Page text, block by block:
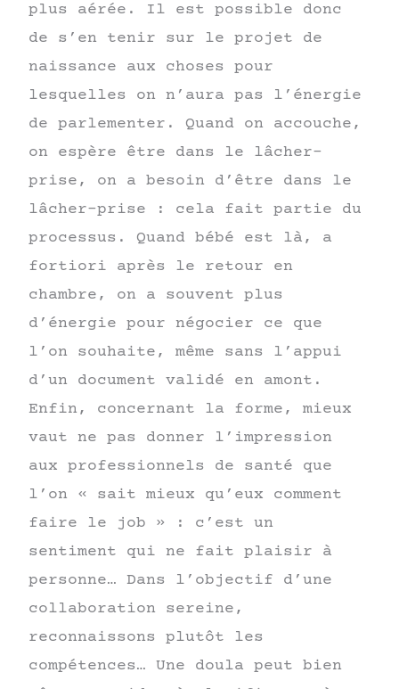
plus aérée. Il est possible donc
de s’en tenir sur le projet de
naissance aux choses pour
lesquelles on n’aura pas l’énergie
de parlementer. Quand on accouche,
on espère être dans le lâcher-
prise, on a besoin d’être dans le
lâcher-prise : cela fait partie du
processus. Quand bébé est là, a
fortiori après le retour en
chambre, on a souvent plus
d’énergie pour négocier ce que
l’on souhaite, même sans l’appui
d’un document validé en amont.
Enfin, concernant la forme, mieux
vaut ne pas donner l’impression
aux professionnels de santé que
l’on « sait mieux qu’eux comment
faire le job » : c’est un
sentiment qui ne fait plaisir à
personne… Dans l’objectif d’une
collaboration sereine,
reconnaissons plutôt les
compétences… Une doula peut bien